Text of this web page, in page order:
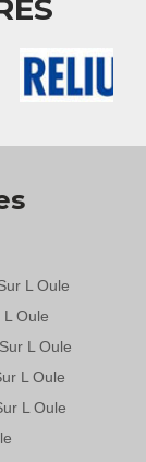
L Oule
Oule
L Oule
L Oule
L Oule